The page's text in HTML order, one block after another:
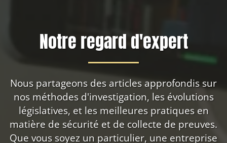
Notre regard d'expert
Nous partageons des articles approfondis sur
nos méthodes d'investigation, les évolutions
législatives, et les meilleures pratiques en
matière de sécurité et de collecte de preuves.
Que vous soyez un particulier, une entreprise